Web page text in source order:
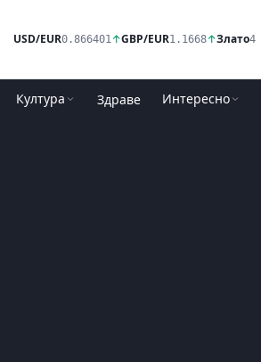
USD/EUR0.866401↑GBP/EUR1.1668↑Злато4
Култура Здраве Интересно